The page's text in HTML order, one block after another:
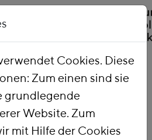
Cookies. Diese
Zum einen sind sie
grundlegende
Website. Zum
mit Hilfe der Cookies